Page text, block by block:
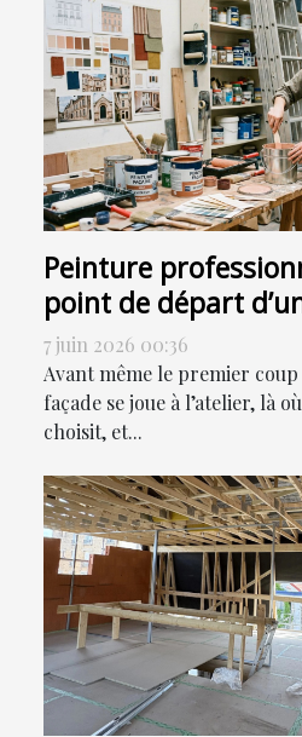
Peinture
point de départ
façade réussi
7 juin 2026 00:36
Avant même le premier
façade se joue à l’atelier, là
choisit, et...